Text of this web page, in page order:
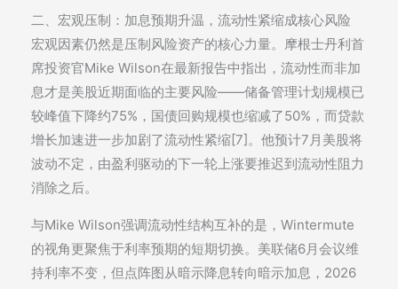
二、宏观压制：加息预期升温，流动性紧缩成核心风险
宏观因素仍然是压制风险资产的核心力量。摩根士丹利首
席投资官Mike Wilson在最新报告中指出，流动性而非加
息才是美股近期面临的主要风险——储备管理计划规模已
较峰值下降约75%，国债回购规模也缩减了50%，而贷款
增长加速进一步加剧了流动性紧缩[7]。他预计7月美股将
波动不定，由盈利驱动的下一轮上涨要推迟到流动性阻力
消除之后。
与Mike Wilson强调流动性结构互补的是，Wintermute
的视角更聚焦于利率预期的短期切换。美联储6月会议维
持利率不变，但点阵图从暗示降息转向暗示加息，2026